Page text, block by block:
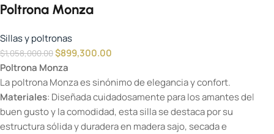
Poltrona Monza
Sillas y poltronas
$1,058,000.00$899,300.00
Poltrona Monza
La poltrona Monza es sinónimo de elegancia y confort.
Materiales: Diseñada cuidadosamente para los amantes del
buen gusto y la comodidad, esta silla se destaca por su
estructura sólida y duradera en madera sajo, secada e